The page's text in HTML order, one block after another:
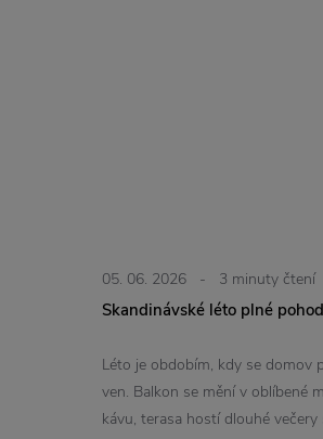
05. 06. 2026 - 3 minuty čtení
Skandinávské léto plné
Léto je obdobím, kdy se domov
ven. Balkon se mění v oblíbené
kávu, terasa hostí dlouhé